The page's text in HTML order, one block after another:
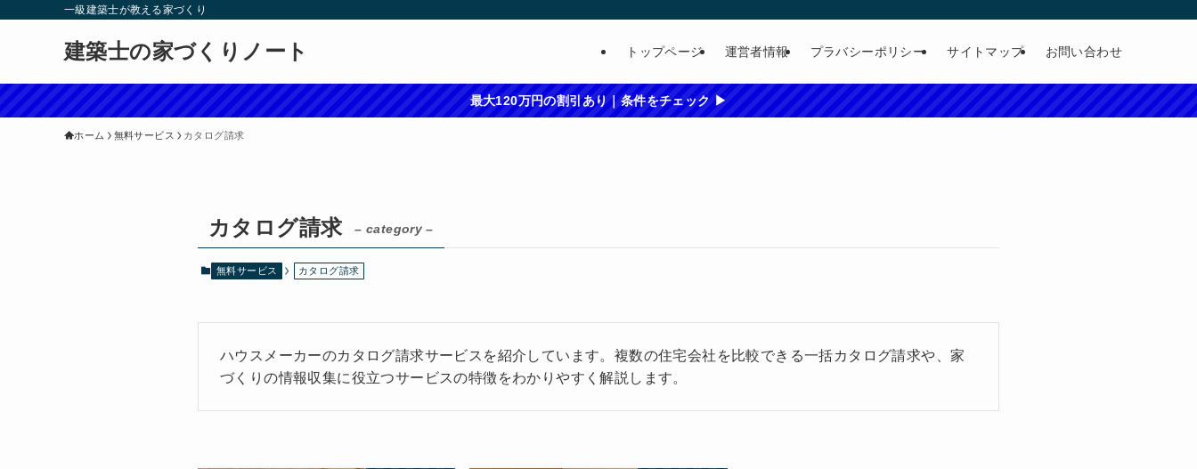
一級建築士が教える家づくり
建築士の家づくりノート トップページ 運営者情報 プラバシーポリシー サイトマップ お問い合わせ
最大120万円の割引あり｜条件をチェック ▶
ホーム 無料サービス カタログ請求
カタログ請求 – category –
無料サービス カタログ請求
ハウスメーカーのカタログ請求サービスを紹介しています。複数の住宅会社を比較できる一括カタログ請求や、家
づくりの情報収集に役立つサービスの特徴をわかりやすく解説します。